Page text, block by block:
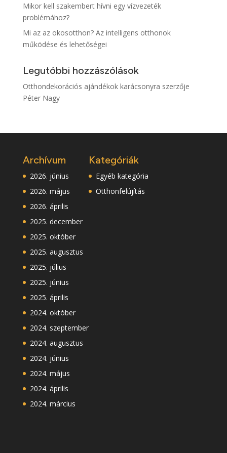
Mikor kell szakembert hívni egy vízvezeték
problémához?
Mi az az okosotthon? Az intelligens otthonok
működése és lehetőségei
Legutóbbi hozzászólások
Otthondekorációs ajándékok karácsonyra szerzője
Péter Nagy
Archívum
2026. június
2026. május
2026. április
2025. december
2025. október
2025. augusztus
2025. július
2025. június
2025. április
2024. október
2024. szeptember
2024. augusztus
2024. június
2024. május
2024. április
2024. március
Kategóriák
Egyéb kategória
Otthonfelújítás